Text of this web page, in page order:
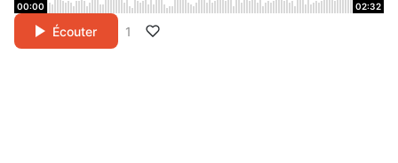
00:00 02:32
Écouter 1